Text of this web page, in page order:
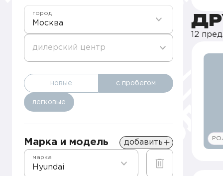
Москва
город
дилерский центр
новые с пробегом
легковые
Марка и модель добавить
Hyundai
марка
12